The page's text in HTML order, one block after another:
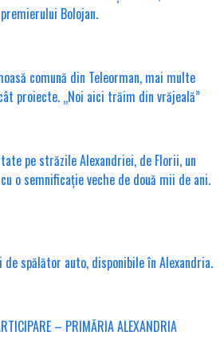
Bolojan.
comună din Teleorman, mai multe
proiecte. „Noi aici trăim din vrăjeală”
pe străzile Alexandriei, de Florii, un
o semnificație veche de două mii de ani.
spălător auto, disponibile în Alexandria.
– PRIMĂRIA ALEXANDRIA